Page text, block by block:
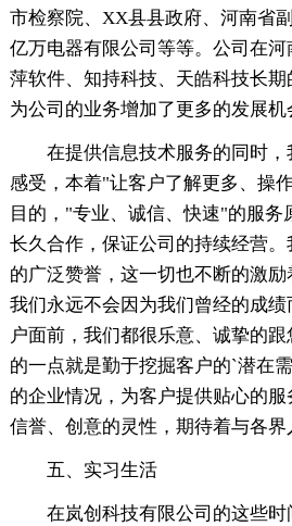
市检察院、XX县县政府、河南省
亿万电器有限公司等等。公司在
萍软件、知持科技、天皓科技长期
为公司的业务增加了更多的发展机
在提供信息技术服务的同时
感受，本着"让客户了解更多、操
目的，"专业、诚信、快速"的服务
长久合作，保证公司的持续经营
的广泛赞誉，这一切也不断的激
我们永远不会因为我们曾经的成
户面前，我们都很乐意、诚挚的
的一点就是勤于挖掘客户的`潜在
的企业情况，为客户提供贴心的
信誉、创意的灵性，期待着与各界
五、实习生活
在岚创科技有限公司的这些